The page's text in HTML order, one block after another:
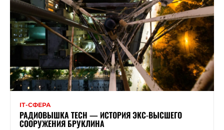
ІТ-СФЕРА
РАДИОВЫШКА TECH — ИСТОРИЯ ЭКС-ВЫСШЕГО
СООРУЖЕНИЯ БРУКЛИНА